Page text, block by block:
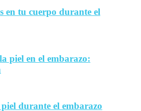
en tu cuerpo durante el
piel en el embarazo:
durante el embarazo